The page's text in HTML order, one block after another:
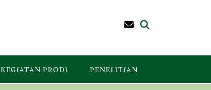
KEGIATAN PRODI PENELITIAN